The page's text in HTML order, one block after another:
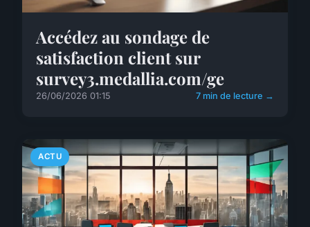
Accédez au sondage de
satisfaction client sur
survey3.medallia.com/ge
26/06/2026 01:15 7 min de lecture →
ACTU